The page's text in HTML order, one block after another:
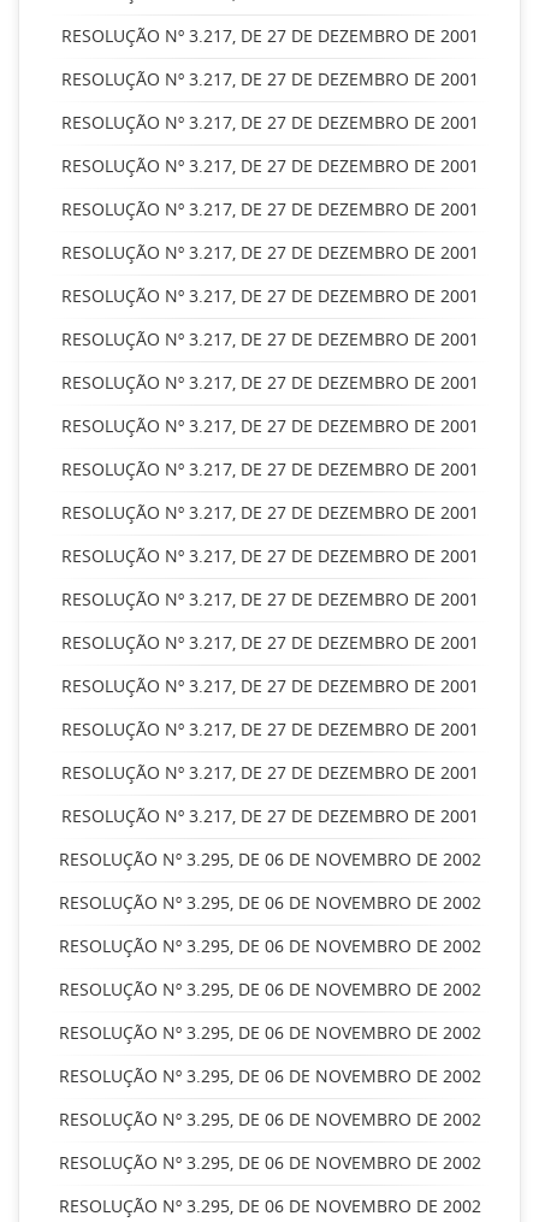
RESOLUÇÃO Nº 3.217, DE 27 DE DEZEMBRO DE 2001
RESOLUÇÃO Nº 3.217, DE 27 DE DEZEMBRO DE 2001
RESOLUÇÃO Nº 3.217, DE 27 DE DEZEMBRO DE 2001
RESOLUÇÃO Nº 3.217, DE 27 DE DEZEMBRO DE 2001
RESOLUÇÃO Nº 3.217, DE 27 DE DEZEMBRO DE 2001
RESOLUÇÃO Nº 3.217, DE 27 DE DEZEMBRO DE 2001
RESOLUÇÃO Nº 3.217, DE 27 DE DEZEMBRO DE 2001
RESOLUÇÃO Nº 3.217, DE 27 DE DEZEMBRO DE 2001
RESOLUÇÃO Nº 3.217, DE 27 DE DEZEMBRO DE 2001
RESOLUÇÃO Nº 3.217, DE 27 DE DEZEMBRO DE 2001
RESOLUÇÃO Nº 3.217, DE 27 DE DEZEMBRO DE 2001
RESOLUÇÃO Nº 3.217, DE 27 DE DEZEMBRO DE 2001
RESOLUÇÃO Nº 3.217, DE 27 DE DEZEMBRO DE 2001
RESOLUÇÃO Nº 3.217, DE 27 DE DEZEMBRO DE 2001
RESOLUÇÃO Nº 3.217, DE 27 DE DEZEMBRO DE 2001
RESOLUÇÃO Nº 3.217, DE 27 DE DEZEMBRO DE 2001
RESOLUÇÃO Nº 3.217, DE 27 DE DEZEMBRO DE 2001
RESOLUÇÃO Nº 3.217, DE 27 DE DEZEMBRO DE 2001
RESOLUÇÃO Nº 3.217, DE 27 DE DEZEMBRO DE 2001
RESOLUÇÃO Nº 3.295, DE 06 DE NOVEMBRO DE 2002
RESOLUÇÃO Nº 3.295, DE 06 DE NOVEMBRO DE 2002
RESOLUÇÃO Nº 3.295, DE 06 DE NOVEMBRO DE 2002
RESOLUÇÃO Nº 3.295, DE 06 DE NOVEMBRO DE 2002
RESOLUÇÃO Nº 3.295, DE 06 DE NOVEMBRO DE 2002
RESOLUÇÃO Nº 3.295, DE 06 DE NOVEMBRO DE 2002
RESOLUÇÃO Nº 3.295, DE 06 DE NOVEMBRO DE 2002
RESOLUÇÃO Nº 3.295, DE 06 DE NOVEMBRO DE 2002
RESOLUÇÃO Nº 3.295, DE 06 DE NOVEMBRO DE 2002